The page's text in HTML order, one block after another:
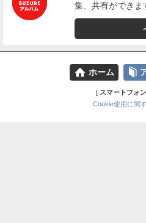
集、共有ができま
⌂ ホーム 📕
[ スマートフォ
Cookie使用に関